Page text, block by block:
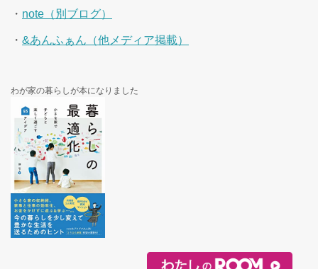
・ note（別ブログ）
・ &あんふぁん（他メディア掲載）
わが家の暮らしが本になりました